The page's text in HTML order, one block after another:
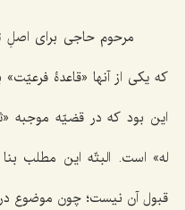
مرحوم حاجی برای اصلِ
که یکی از آنها «قاعدۀ
این بود که در قضیّه موجبه
له» است. البتّه این مطلب
قبول آن نیست؛ چون موضوع